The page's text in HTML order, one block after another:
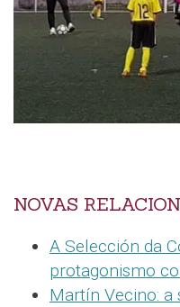
NOVAS
A Selección da
protagonismo
Martín Vecino: a